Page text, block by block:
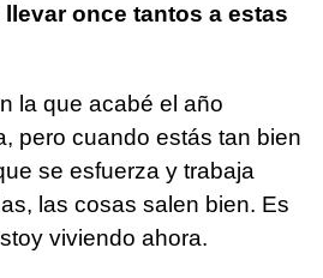
once tantos a estas
la que acabé el año
pero cuando estás tan bien
se esfuerza y trabaja
las cosas salen bien. Es
viviendo ahora.